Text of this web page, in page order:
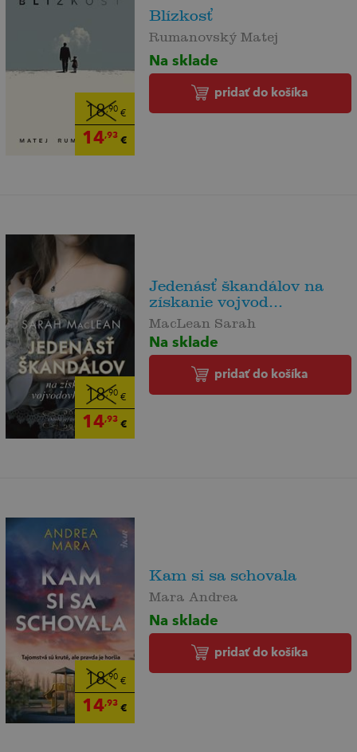
18,90€
14,93€
Blízkosť
Rumanovský Matej
Na sklade
pridať do košíka
18,90€
14,93€
Jedenásť škandálov na
získanie vojvod...
MacLean Sarah
Na sklade
pridať do košíka
18,90€
14,93€
Kam si sa schovala
Mara Andrea
Na sklade
pridať do košíka